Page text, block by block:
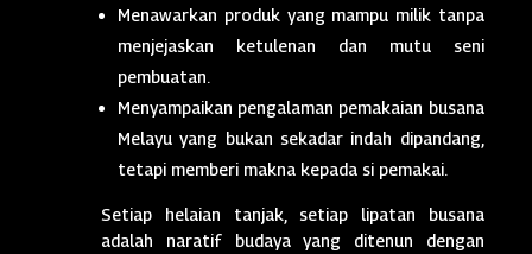
Menawarkan produk yang mampu milik tanpa
menjejaskan ketulenan dan mutu seni
pembuatan.
Menyampaikan pengalaman pemakaian busana
Melayu yang bukan sekadar indah dipandang,
tetapi memberi makna kepada si pemakai.
Setiap helaian tanjak, setiap lipatan busana
adalah naratif budaya yang ditenun dengan